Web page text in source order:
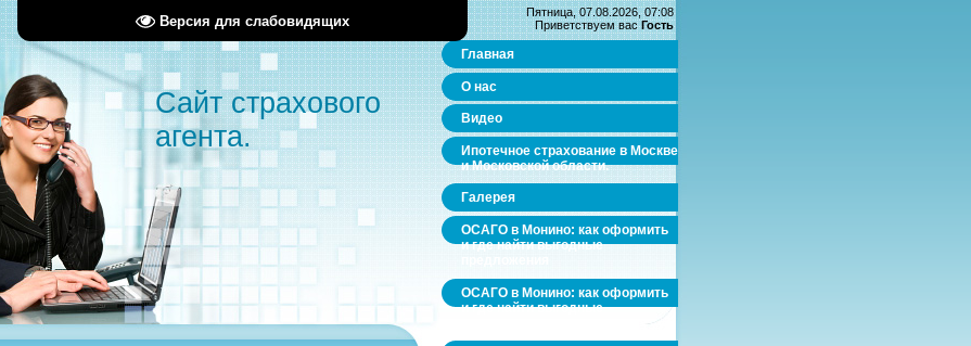
Версия для слабовидящих
Сайт страхового
агента.
Пятница, 07.08.2026, 07:08
Приветствуем вас Гость
Главная
О нас
Видео
Ипотечное страхование в Москве
и Московской области.
Галерея
ОСАГО в Монино: как оформить
и где найти выгодные
ОСАГО в Монино: как оформить
и где найти выгодные